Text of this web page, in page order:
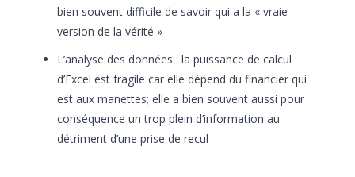
bien souvent difficile de savoir qui a la « vraie
version de la vérité »
L’analyse des données : la puissance de calcul
d’Excel est fragile car elle dépend du financier qui
est aux manettes; elle a bien souvent aussi pour
conséquence un trop plein d’information au
détriment d’une prise de recul